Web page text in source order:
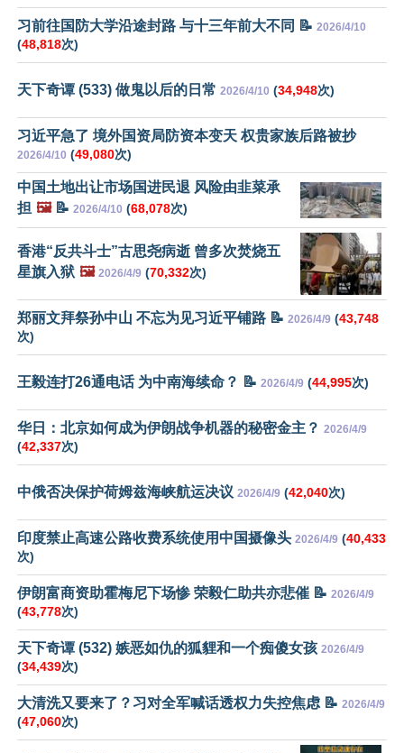
习前往国防大学沿途封路 与十三年前大不同 📝 2026/4/10
(48,818次)
天下奇谭 (533) 做鬼以后的日常 2026/4/10 (34,948次)
习近平急了 境外国资局防资本变天 权贵家族后路被抄
2026/4/10 (49,080次)
中国土地出让市场国进民退 风险由韭菜承
担 🖼️📝 2026/4/10 (68,078次)
香港“反共斗士”古思尧病逝 曾多次焚烧五
星旗入狱 🖼️ 2026/4/9 (70,332次)
郑丽文拜祭孙中山 不忘为见习近平铺路 📝 2026/4/9 (43,748
次)
王毅连打26通电话 为中南海续命？ 📝 2026/4/9 (44,995次)
华日：北京如何成为伊朗战争机器的秘密金主？ 2026/4/9
(42,337次)
中俄否决保护荷姆兹海峡航运决议 2026/4/9 (42,040次)
印度禁止高速公路收费系统使用中国摄像头 2026/4/9 (40,433
次)
伊朗富商资助霍梅尼下场惨 荣毅仁助共亦悲催 📝 2026/4/9
(43,778次)
天下奇谭 (532) 嫉恶如仇的狐貍和一个痴傻女孩 2026/4/9
(34,439次)
大清洗又要来了？习对全军喊话透权力失控焦虑 📝 2026/4/9
(47,060次)